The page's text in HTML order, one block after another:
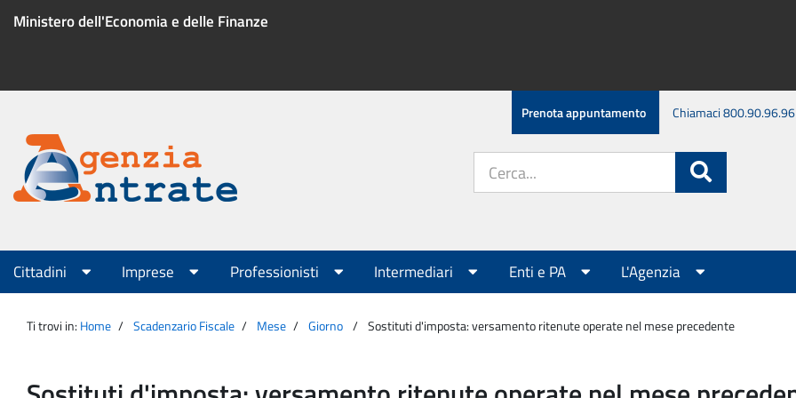
Ministero dell'Economia e delle Finanze
Menu
servizio
Prenota appuntamento Chiamaci 800.90.96.96
Agenzia
Entrate
sito:
Menu
principale
Cittadini Imprese Professionisti Intermediari Enti e PA L'Agenzia
Ti trovi in: Home Scadenzario Fiscale Mese Giorno Sostituti d'imposta: versamento ritenute operate nel mese precedente